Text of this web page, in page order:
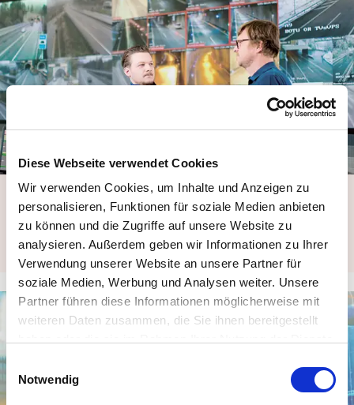
Diese Webseite verwendet Cookies
Wir verwenden Cookies, um Inhalte und Anzeigen zu
personalisieren, Funktionen für soziale Medien anbieten
zu können und die Zugriffe auf unsere Website zu
analysieren. Außerdem geben wir Informationen zu Ihrer
Verwendung unserer Website an unsere Partner für
soziale Medien, Werbung und Analysen weiter. Unsere
Partner führen diese Informationen möglicherweise mit
weiteren Daten zusammen, die Sie ihnen bereitgestellt
Cookie-Erklärung
auf unserer Website jederzeit ändern
Einwilligungsauswahl
Notwendig
Fernüberwachung
Das Betreiben von Gebäuden wird deutlich effizienter,
kostengünstiger und umweltfreundlicher.